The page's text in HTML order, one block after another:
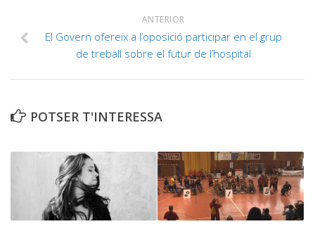
ANTERIOR
El Govern ofereix a l’oposició participar en el grup
de treball sobre el futur de l’hospital
POTSER T'INTERESSA